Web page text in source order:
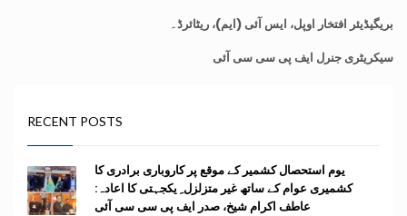
بریگیڈیئر افتخار اوپل، ایس آئی (ایم)، ریٹائرڈ۔
سیکریٹری جنرل ایف پی سی سی آئی
RECENT POSTS
یوم استحصال کشمیر کے موقع پر کاروباری برادری کا
کشمیری عوام کے ساتھ غیر متزلزل ِ یکجہتی کا اعادہ:
عاطف اکرام شیخ، صدر ایف پی سی سی آئی